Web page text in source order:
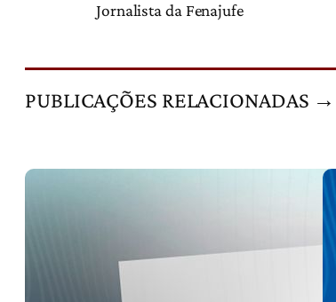
Jornalista da Fenajufe
PUBLICAÇÕES RELACIONADAS →